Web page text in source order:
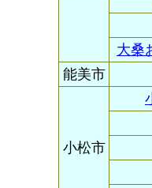
大桑
能美市
小松市